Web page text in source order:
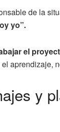
de la
yo”.
el
aprendizaje,
y